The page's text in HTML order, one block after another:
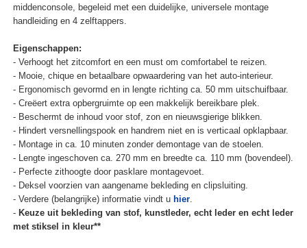
middenconsole, begeleid met een duidelijke, universele montage
handleiding en 4 zelftappers.
Eigenschappen:
- Verhoogt het zitcomfort en een must om comfortabel te reizen.
- Mooie, chique en betaalbare opwaardering van het auto-interieur.
- Ergonomisch gevormd en in lengte richting ca. 50 mm uitschuifbaar.
- Creëert extra opbergruimte op een makkelijk bereikbare plek.
- Beschermt de inhoud voor stof, zon en nieuwsgierige blikken.
- Hindert versnellingspook en handrem niet en is verticaal opklapbaar.
- Montage in ca. 10 minuten zonder demontage van de stoelen.
- Lengte ingeschoven ca. 270 mm en breedte ca. 110 mm (bovendeel).
- Perfecte zithoogte door pasklare montagevoet.
- Deksel voorzien van aangename bekleding en clipsluiting.
- Verdere (belangrijke) informatie vindt u hier.
- Keuze uit bekleding van stof, kunstleder, echt leder en echt leder
met stiksel in kleur**